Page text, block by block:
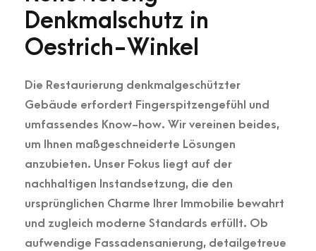
Denkmalschutz in
Oestrich-Winkel
Die Restaurierung denkmalgeschützter
Gebäude erfordert Fingerspitzengefühl und
umfassendes Know-how. Wir vereinen beides,
um Ihnen maßgeschneiderte Lösungen
anzubieten. Unser Fokus liegt auf der
nachhaltigen Instandsetzung, die den
ursprünglichen Charme Ihrer Immobilie bewahrt
und zugleich moderne Standards erfüllt. Ob
aufwendige Fassadensanierung, detailgetreue